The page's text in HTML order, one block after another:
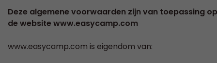
Deze algemene voorwaarden zijn van toepassing
de website www.easycamp.com
www.easycamp.com is eigendom van: